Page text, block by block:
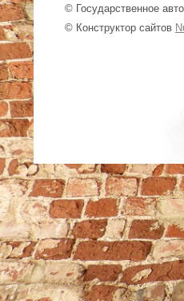
© Государственное
© Конструктор сайтов